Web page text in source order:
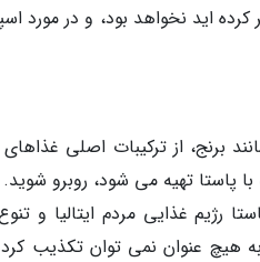
اید نخواهد بود، و در مورد
برنج، از ترکیبات اصلی
پاستا تهیه می شود، روبرو
رژیم غذایی مردم ایتالیا و
عنوان نمی توان تکذیب کرد.